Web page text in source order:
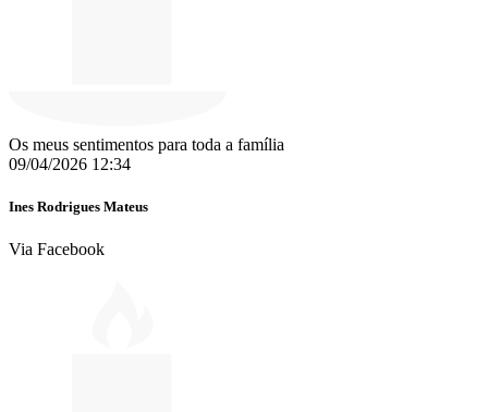
Os meus sentimentos para toda a família
09/04/2026 12:34
Ines Rodrigues Mateus
Via Facebook